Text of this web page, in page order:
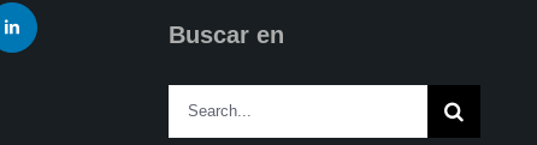
Buscar en
Search
for: